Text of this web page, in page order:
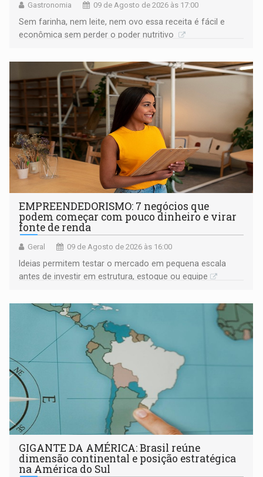
Gastronomia 09 de Agosto de 2026 às 17:00
Sem farinha, nem leite, nem ovo essa receita é fácil e
econômica sem perder o poder nutritivo
EMPREENDEDORISMO: 7 negócios que
podem começar com pouco dinheiro e virar
fonte de renda
Geral 09 de Agosto de 2026 às 16:00
Ideias permitem testar o mercado em pequena escala
antes de investir em estrutura, estoque ou equipe
GIGANTE DA AMÉRICA: Brasil reúne
dimensão continental e posição estratégica
na América do Sul